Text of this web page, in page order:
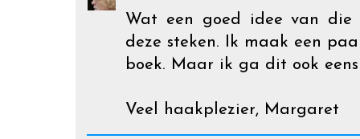
Wat een goed idee van die
deze steken. Ik maak een
boek. Maar ik ga dit ook
Veel haakplezier, Margaret